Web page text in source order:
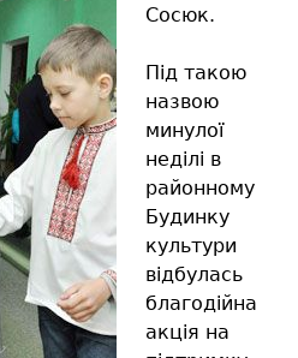
Сосюк.
Під такою
назвою
минулої
неділі в
районному
Будинку
культури
відбулась
благодійна
акція на